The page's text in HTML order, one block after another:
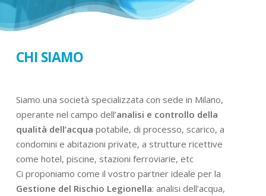
CHI SIAMO
Siamo una società specializzata con sede in Milano,
operante nel campo dell’analisi e controllo della
qualità dell’acqua potabile, di processo, scarico, a
condomini e abitazioni private, a strutture ricettive
come hotel, piscine, stazioni ferroviarie, etc
Ci proponiamo come il vostro partner ideale per la
Gestione del Rischio Legionella: analisi dell’acqua,